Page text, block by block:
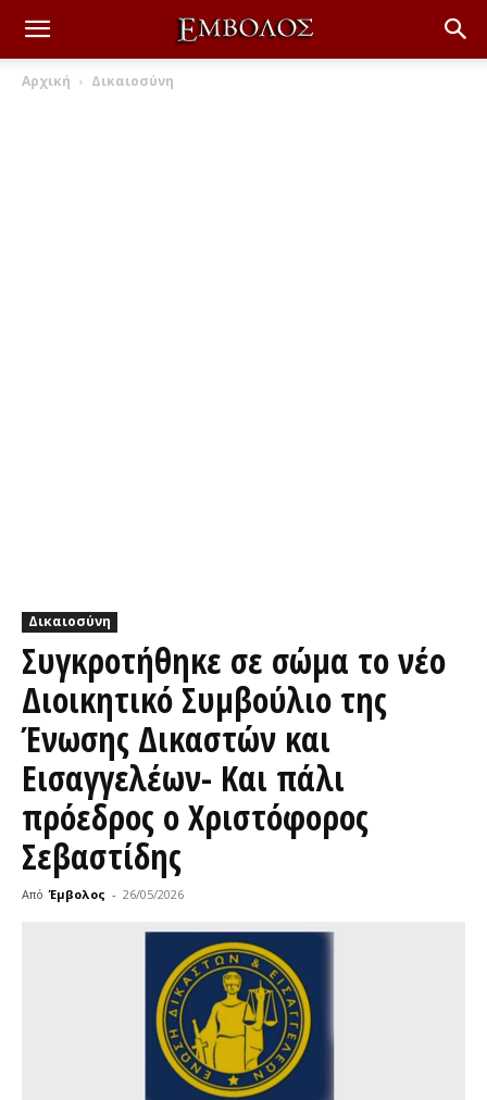
Αρχική Δικαιοσύνη
Δικαιοσύνη
Συγκροτήθηκε σε σώμα το νέο
Διοικητικό Συμβούλιο της
Ένωσης Δικαστών και
Εισαγγελέων- Και πάλι
πρόεδρος ο Χριστόφορος
Σεβαστίδης
Από Έμβολος - 26/05/2026